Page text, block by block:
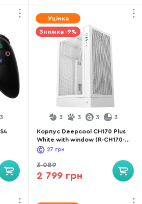
3
Уцінка
Знижка -9%
3 3 3 3
Корпус Deepcool CH170 Plus
White with window (R-CH170-
WHNGM0-G)
27 грн
3 089
2 799 грн